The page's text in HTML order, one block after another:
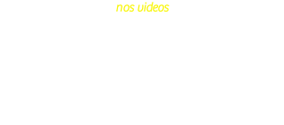
nos videos